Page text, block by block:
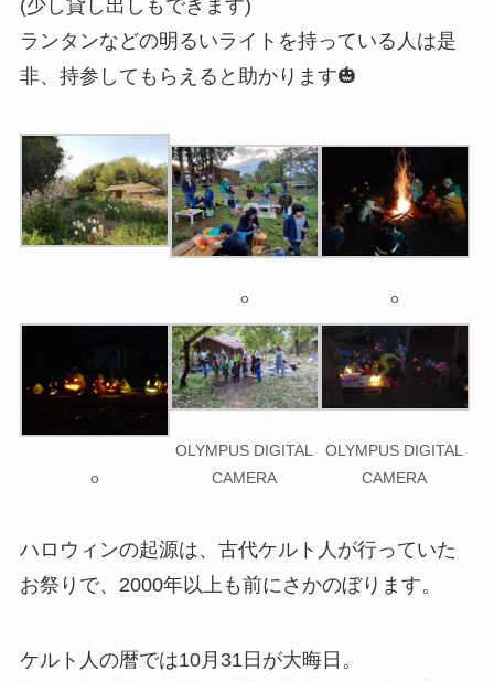
(少し貸し出しもできます)
ランタンなどの明るいライトを持っている人は是
非、持参してもらえると助かります🎃
o o
o
OLYMPUS DIGITAL
CAMERA
OLYMPUS DIGITAL
CAMERA
ハロウィンの起源は、古代ケルト人が行っていた
お祭りで、2000年以上も前にさかのぼります。
ケルト人の暦では10月31日が大晦日。